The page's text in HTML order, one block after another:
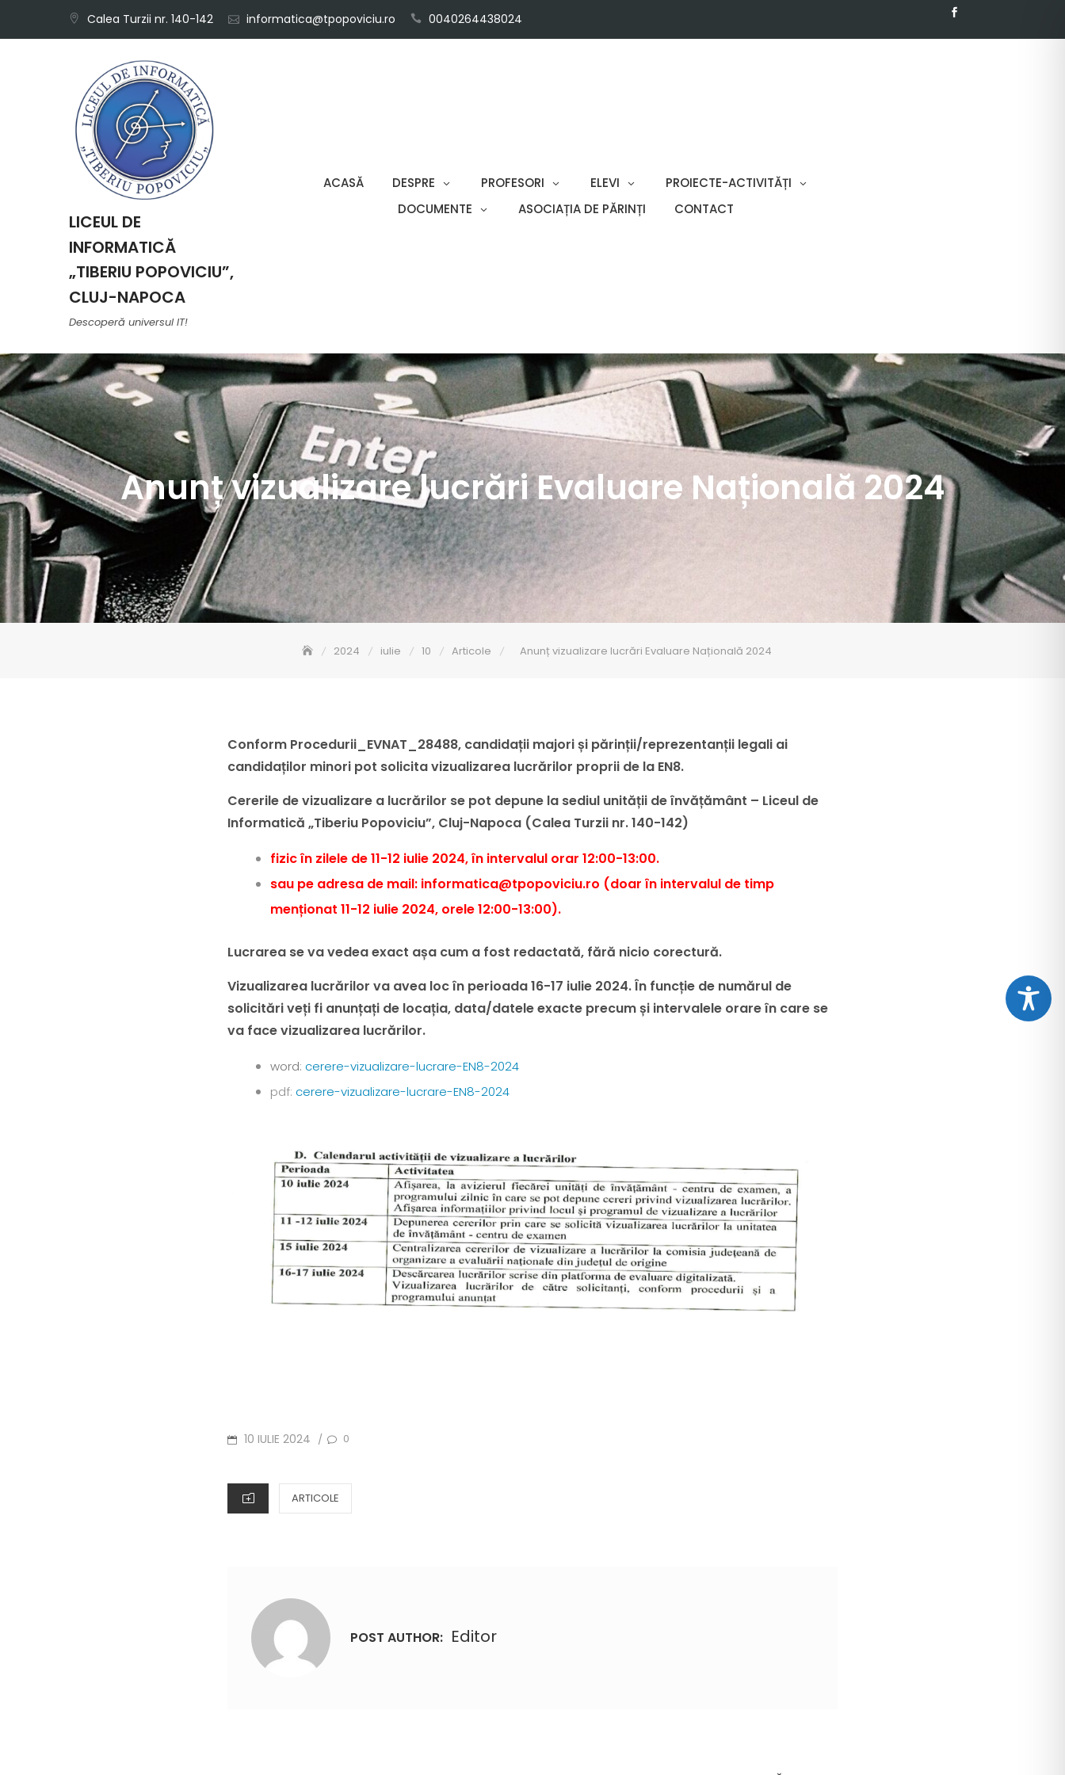
Calea Turzii nr. 140-142 informatica@tpopoviciu.ro 0040264438024
LICEUL DE
INFORMATICĂ
„TIBERIU POPOVICIU”,
CLUJ-NAPOCA
Descoperă universul IT!
ACASĂ DESPRE PROFESORI ELEVI
PROIECTE-ACTIVITĂȚI
DOCUMENTE
ASOCIAȚIA DE PĂRINȚI CONTACT
Anunț vizualizare lucrări Evaluare Națională 2024
2024 iulie 10 Articole Anunț vizualizare lucrări Evaluare Națională 2024
Conform Procedurii_EVNAT_28488, candidații majori și părinții/reprezentanții legali ai
candidaților minori pot solicita vizualizarea lucrărilor proprii de la EN8.
Cererile de vizualizare a lucrărilor se pot depune la sediul unității de învățământ – Liceul de
Informatică „Tiberiu Popoviciu”, Cluj-Napoca (Calea Turzii nr. 140-142)
fizic în zilele de 11-12 iulie 2024, în intervalul orar 12:00-13:00.
sau pe adresa de mail: informatica@tpopoviciu.ro (doar în intervalul de timp
menționat 11-12 iulie 2024, orele 12:00-13:00).
Lucrarea se va vedea exact așa cum a fost redactată, fără nicio corectură.
Vizualizarea lucrărilor va avea loc în perioada 16-17 iulie 2024. În funcție de numărul de
solicitări veți fi anunțați de locația, data/datele exacte precum și intervalele orare în care se
va face vizualizarea lucrărilor.
word: cerere-vizualizare-lucrare-EN8-2024
pdf: cerere-vizualizare-lucrare-EN8-2024
POSTED
10 IULIE 2024 / 0
CATEGORIES
ARTICOLE
POST AUTHOR: Editor